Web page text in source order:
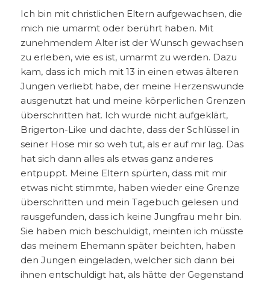
Ich bin mit christlichen Eltern aufgewachsen, die
mich nie umarmt oder berührt haben. Mit
zunehmendem Alter ist der Wunsch gewachsen
zu erleben, wie es ist, umarmt zu werden. Dazu
kam, dass ich mich mit 13 in einen etwas älteren
Jungen verliebt habe, der meine Herzenswunde
ausgenutzt hat und meine körperlichen Grenzen
überschritten hat. Ich wurde nicht aufgeklärt,
Brigerton-Like und dachte, dass der Schlüssel in
seiner Hose mir so weh tut, als er auf mir lag. Das
hat sich dann alles als etwas ganz anderes
entpuppt. Meine Eltern spürten, dass mit mir
etwas nicht stimmte, haben wieder eine Grenze
überschritten und mein Tagebuch gelesen und
rausgefunden, dass ich keine Jungfrau mehr bin.
Sie haben mich beschuldigt, meinten ich müsste
das meinem Ehemann später beichten, haben
den Jungen eingeladen, welcher sich dann bei
ihnen entschuldigt hat, als hätte der Gegenstand